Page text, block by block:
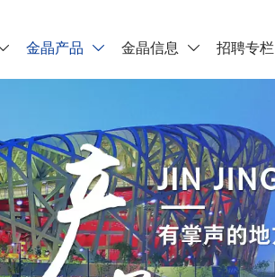
金晶产品  金晶信息  招聘专栏